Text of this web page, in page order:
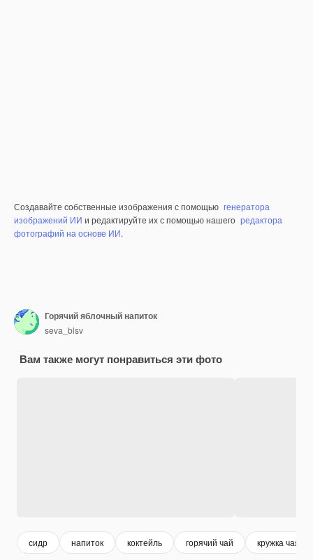
Создавайте собственные изображения с помощью генератора
изображений ИИ и редактируйте их с помощью нашего редактора
фотографий на основе ИИ.
Горячий яблочный напиток
seva_blsv
Вам также могут понравиться эти фото
сидр напиток коктейль горячий чай кружка чая